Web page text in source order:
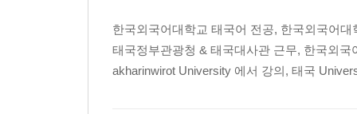
한국외국어대학교 태국어 전공, 한국외국어
태국정부관광청 & 태국대사관 근무, 한국외
akharinwirot University 에서 강의, 태국